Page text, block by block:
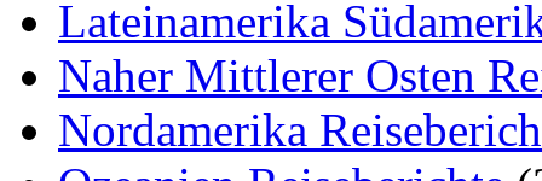
Lateinamerika
Naher Mittlerer Osten
Nordamerika